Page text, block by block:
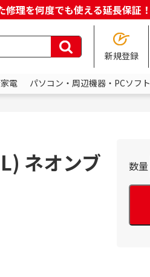
理を何度でも使える延長保証！
新規登録
電 パソコン・周辺機器・PCソフト
ネオンブ
数量